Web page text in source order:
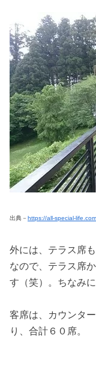
出典－ https://all-special-
外には、テラス席
なので、テラス席
す（笑）。ちなみ
客席は、カウンタ
り、合計６０席。